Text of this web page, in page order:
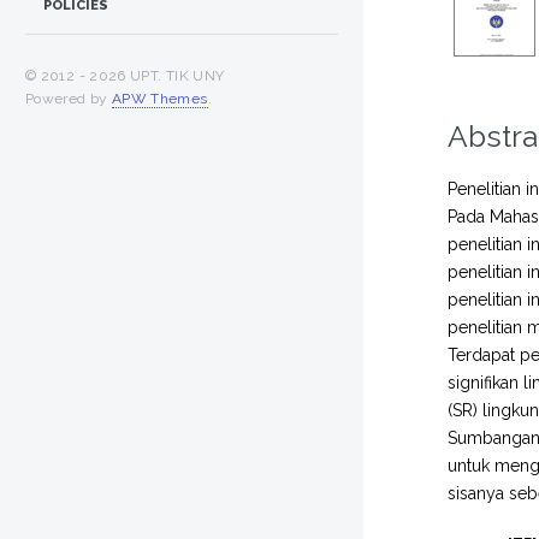
Penelitian
Pada
penelitian
penelitian
penelitian
penelitian
Terdapat
signifikan
(SR)
untuk
sisanya
POLICIES
© 2012 - 2026 UPT. TIK UNY
Powered by APW Themes